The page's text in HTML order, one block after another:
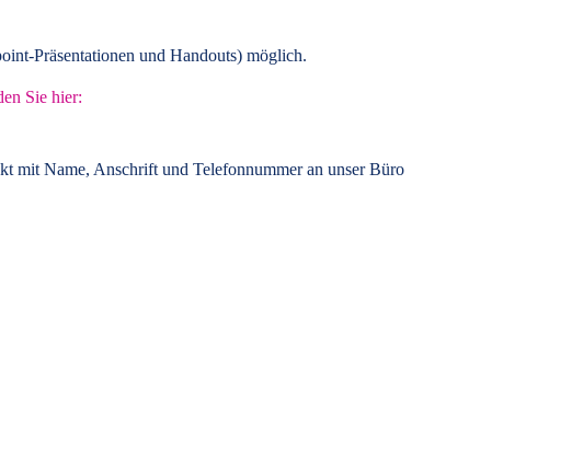
Präsentationen und Handouts) möglich.
Sie hier:
mit Name, Anschrift und Telefonnummer an unser Büro